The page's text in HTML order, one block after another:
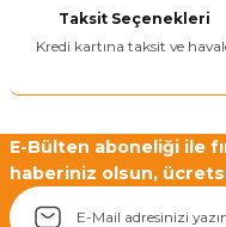
Bu ürüne benzer farklı
Taksit Seçenekleri
Kredi kartına taksit ve
E-Bülten aboneliği ile
haberiniz olsun,